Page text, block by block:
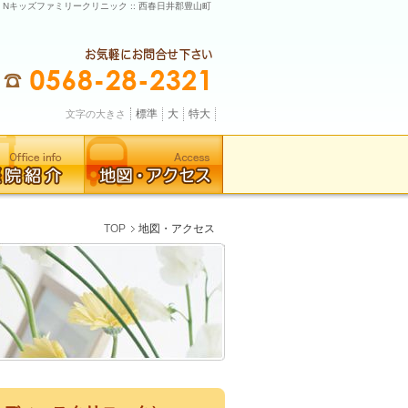
キッズファミリークリニック :: 西春日井郡豊山町
文字の大きさ 標準 大 特大
TOP 地図・アクセス